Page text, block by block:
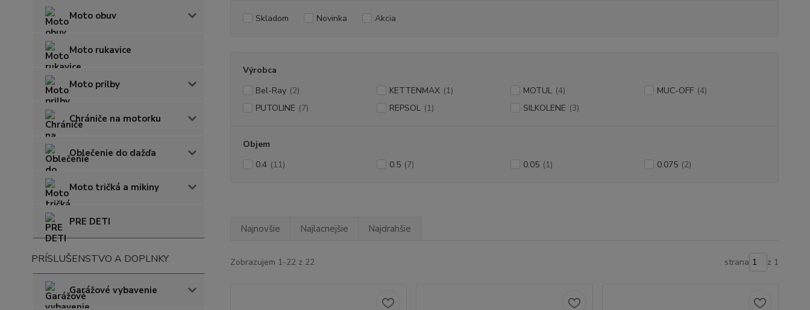
Moto obuv
Moto rukavice
Moto prilby
Chrániče na motorku
Oblečenie do dažďa
Moto tričká a mikiny
PRE DETI
PRÍSLUŠENSTVO A DOPLNKY
Garážové vybavenie
Skladom Novinka Akcia
Výrobca
Bel-Ray (2) KETTENMAX (1) MOTUL (4) MUC-OFF (4)
PUTOLINE (7) REPSOL (1) SILKOLENE (3)
Objem
0.4 (11) 0.5 (7) 0.05 (1) 0.075 (2)
Najnovšie Najlacnejšie Najdrahšie
Zobrazujem 1-22 z 22 strana z 1